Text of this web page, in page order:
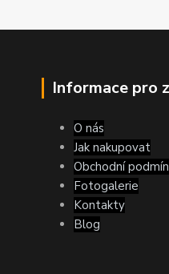
Informace pro
O nás
Jak nakupovat
Obchodní
Fotogalerie
Kontakty
Blog